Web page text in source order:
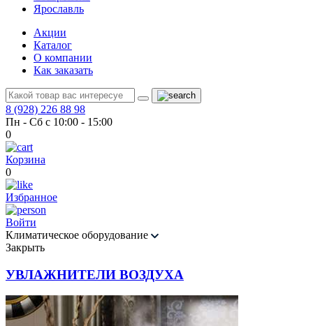
Ярославль
Акции
Каталог
О компании
Как заказать
8 (928) 226 88 98
Пн - Сб с 10:00 - 15:00
0
Корзина
0
Избранное
Войти
Климатическое оборудование
Закрыть
УВЛАЖНИТЕЛИ ВОЗДУХА